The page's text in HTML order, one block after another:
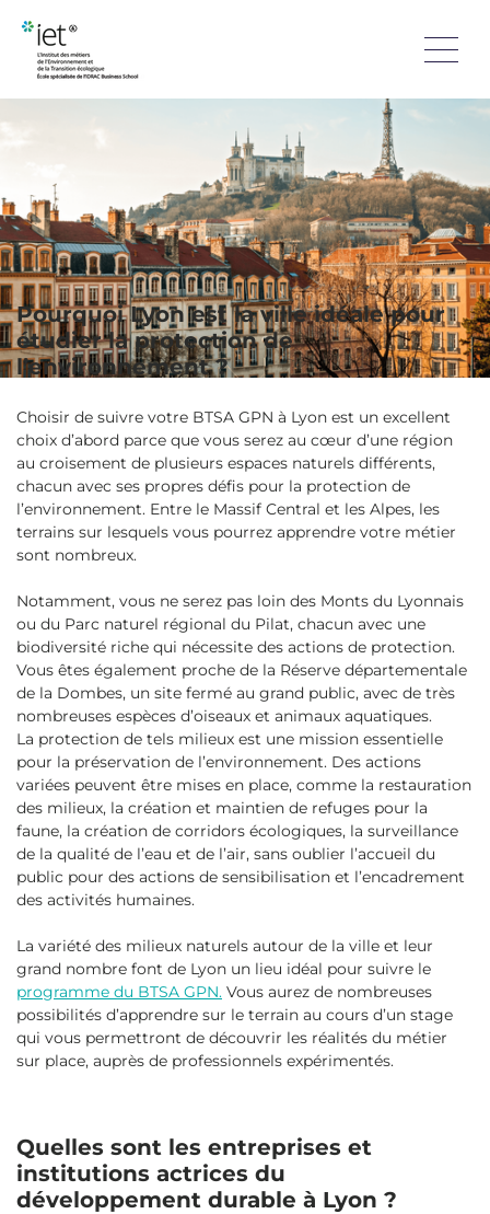
L’écologie vous tient à cœur et vous voulez en faire votre
métier ? Commencer vos études par un BTSA Gestion et
Protection de la Nature est un excellent choix. Que vous
cherchiez une formation courte pour travailler rapidement
ou pour préparer des études plus longues, il vous apportera
des compétences stratégiques. Mais avez-vous réfléchi à la
ville où vous allez le suivre ?
Pourquoi Lyon est la ville idéale pour
étudier la protection de
l’environnement ?
Choisir de suivre votre BTSA GPN à Lyon est un excellent
choix d’abord parce que vous serez au cœur d’une région
au croisement de plusieurs espaces naturels différents,
chacun avec ses propres défis pour la protection de
l’environnement. Entre le Massif Central et les Alpes, les
terrains sur lesquels vous pourrez apprendre votre métier
sont nombreux.
Notamment, vous ne serez pas loin des Monts du Lyonnais
ou du Parc naturel régional du Pilat, chacun avec une
biodiversité riche qui nécessite des actions de protection.
Vous êtes également proche de la Réserve départementale
de la Dombes, un site fermé au grand public, avec de très
nombreuses espèces d’oiseaux et animaux aquatiques.
La protection de tels milieux est une mission essentielle
pour la préservation de l’environnement. Des actions
variées peuvent être mises en place, comme la restauration
des milieux, la création et maintien de refuges pour la
faune, la création de corridors écologiques, la surveillance
de la qualité de l’eau et de l’air, sans oublier l’accueil du
public pour des actions de sensibilisation et l’encadrement
des activités humaines.
La variété des milieux naturels autour de la ville et leur
grand nombre font de Lyon un lieu idéal pour suivre le
programme du BTSA GPN. Vous aurez de nombreuses
possibilités d’apprendre sur le terrain au cours d’un stage
qui vous permettront de découvrir les réalités du métier
sur place, auprès de professionnels expérimentés.
Quelles sont les entreprises et
institutions actrices du
développement durable à Lyon ?